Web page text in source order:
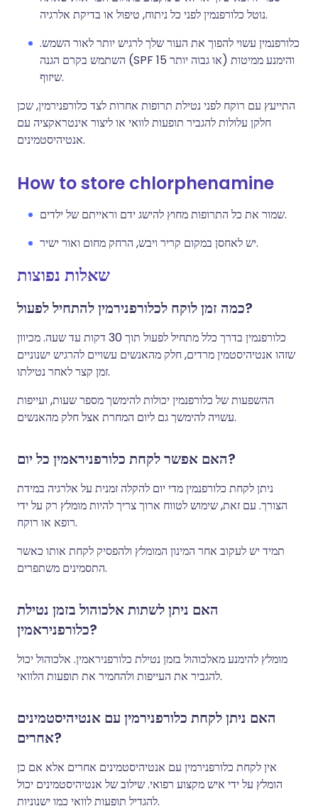
נוטל כלורפנמין לפני כל ניתוח, טיפול או בדיקת אלרגיה.
כלורפנמין עשוי להפוך את העור שלך לרגיש יותר לאור השמש.
השתמש בקרם הגנה (SPF 15 או גבוה יותר) והימנע ממיטות
שיזוף.
התייעץ עם רוקח לפני נטילת תרופות אחרות לצד כלורפנירמין, שכן
חלקן עלולות להגביר תופעות לוואי או ליצור אינטראקציה עם
אנטיהיסטמינים.
How to store chlorphenamine
שמור את כל התרופות מחוץ להישג ידם וראייתם של ילדים.
יש לאחסן במקום קריר ויבש, הרחק מחום ואור ישיר.
שאלות נפוצות
כמה זמן לוקח לכלורפנירמין להתחיל לפעול?
כלורפנמין בדרך כלל מתחיל לפעול תוך 30 דקות עד שעה. מכיוון
שזהו אנטיהיסטמין מרדים, חלק מהאנשים עשויים להרגיש ישנוניים
זמן קצר לאחר נטילתו.
ההשפעות של כלורפנמין יכולות להימשך מספר שעות, ועייפות
עשויה להימשך גם ליום המחרת אצל חלק מהאנשים.
האם אפשר לקחת כלורפניראמין כל יום?
ניתן לקחת כלורפנמין מדי יום להקלה זמנית על אלרגיה במידת
הצורך. עם זאת, שימוש לטווח ארוך צריך להיות מומלץ רק על ידי
רופא או רוקח.
תמיד יש לעקוב אחר המינון המומלץ ולהפסיק לקחת אותו כאשר
התסמינים משתפרים.
האם ניתן לשתות אלכוהול בזמן נטילת
כלורפניראמין?
מומלץ להימנע מאלכוהול בזמן נטילת כלורפניראמין. אלכוהול יכול
להגביר את העייפות ולהחמיר את תופעות הלוואי.
האם ניתן לקחת כלורפנירמין עם אנטיהיסטמינים
אחרים?
אין לקחת כלורפנירמין עם אנטיהיסטמינים אחרים אלא אם כן
הומלץ על ידי איש מקצוע רפואי. שילוב של אנטיהיסטמינים יכול
להגדיל תופעות לוואי כמו ישנוניות.